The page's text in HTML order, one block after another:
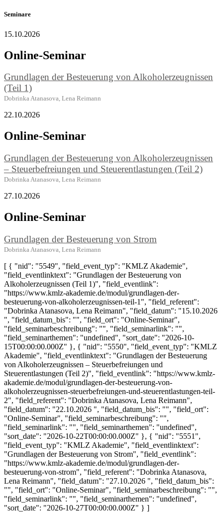
Seminare
15.10.2026
Online-Seminar
Grundlagen der Besteuerung von Alkoholerzeugnissen
(Teil 1)
Dobrinka Atanasova, Lena Reimann
22.10.2026
Online-Seminar
Grundlagen der Besteuerung von Alkoholerzeugnissen
– Steuerbefreiungen und Steuerentlastungen (Teil 2)
Dobrinka Atanasova, Lena Reimann
27.10.2026
Online-Seminar
Grundlagen der Besteuerung von Strom
Dobrinka Atanasova, Lena Reimann
[ { "nid": "5549", "field_event_typ": "KMLZ Akademie",
"field_eventlinktext": "Grundlagen der Besteuerung von
Alkoholerzeugnissen (Teil 1)", "field_eventlink":
"https://www.kmlz-akademie.de/modul/grundlagen-der-
besteuerung-von-alkoholerzeugnissen-teil-1", "field_referent":
"Dobrinka Atanasova, Lena Reimann", "field_datum": "15.10.2026
", "field_datum_bis": "", "field_ort": "Online-Seminar",
"field_seminarbeschreibung": "", "field_seminarlink": "",
"field_seminarthemen": "undefined", "sort_date": "2026-10-
15T00:00:00.000Z" }, { "nid": "5550", "field_event_typ": "KMLZ
Akademie", "field_eventlinktext": "Grundlagen der Besteuerung
von Alkoholerzeugnissen – Steuerbefreiungen und
Steuerentlastungen (Teil 2)", "field_eventlink": "https://www.kmlz-
akademie.de/modul/grundlagen-der-besteuerung-von-
alkoholerzeugnissen-steuerbefreiungen-und-steuerentlastungen-teil-
2", "field_referent": "Dobrinka Atanasova, Lena Reimann",
"field_datum": "22.10.2026 ", "field_datum_bis": "", "field_ort":
"Online-Seminar", "field_seminarbeschreibung": "",
"field_seminarlink": "", "field_seminarthemen": "undefined",
"sort_date": "2026-10-22T00:00:00.000Z" }, { "nid": "5551",
"field_event_typ": "KMLZ Akademie", "field_eventlinktext":
"Grundlagen der Besteuerung von Strom", "field_eventlink":
"https://www.kmlz-akademie.de/modul/grundlagen-der-
besteuerung-von-strom", "field_referent": "Dobrinka Atanasova,
Lena Reimann", "field_datum": "27.10.2026 ", "field_datum_bis":
"", "field_ort": "Online-Seminar", "field_seminarbeschreibung": "",
"field_seminarlink": "", "field_seminarthemen": "undefined",
"sort_date": "2026-10-27T00:00:00.000Z" } ]